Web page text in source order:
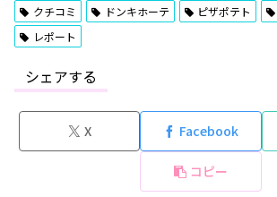
クチコミ
ドンキホーテ ピザポテト
レポート
シェアする
X Facebook
コピー